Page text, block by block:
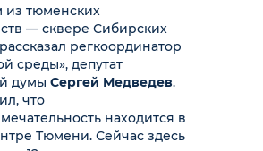
из тюменских
— сквере Сибирских
регкоординатор
среды», депутат
думы Сергей Медведев.
что
находится в
Тюмени. Сейчас здесь